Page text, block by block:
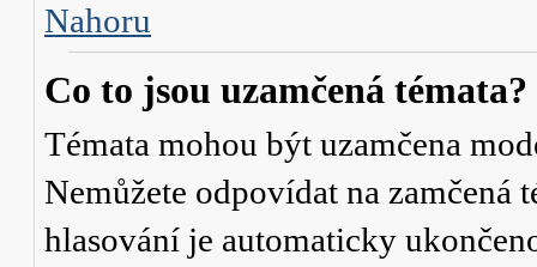
Nahoru
Co to jsou uzamčená témata?
Témata mohou být uzamčena
Nemůžete odpovídat na zamčená
hlasování je automaticky